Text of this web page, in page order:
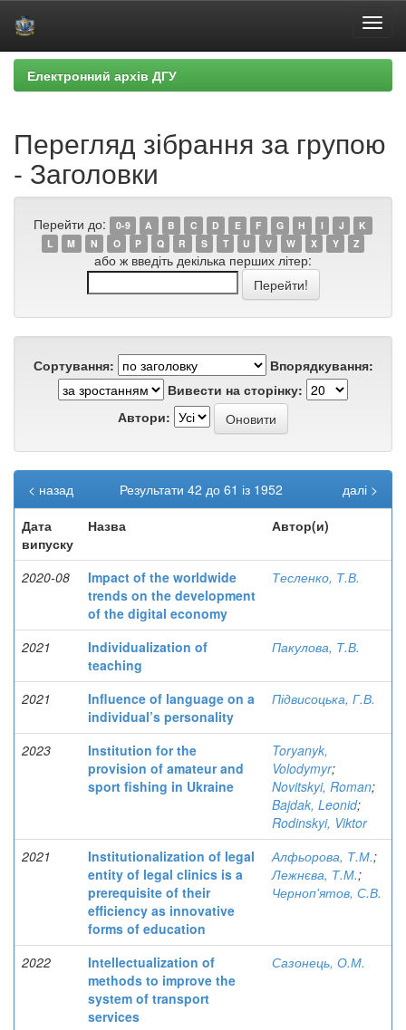
Skip
navigation
Електронний архів ДГУ
Перегляд зібрання за групою
- Заголовки
Перейти до: 0-9 A B C D E F G H I J
K
L
M N O P Q R S T U V W X Y Z
або ж введіть декілька перших літер:
Сортування:
Впорядкування:
Вивести на сторінку:
Автори:
Результати 42 до 61 із 1952
< назад
далі >
Дата
випуску
Назва Автор(и)
2020-08
Impact of the worldwide
trends on the development
of the digital economy
Тесленко, Т.В.
2021
Individualization of
teaching
Пакулова, Т.В.
2021
Influence of language on a
individual’s personality
Підвисоцька, Г.В.
2023
Institution for the
provision of amateur and
sport fishing in Ukraine
Toryanyk,
Volodymyr;
Novitskyi, Roman;
Bajdak, Leonid;
Rodinskyi, Viktor
2021
Institutionalization of legal
entity of legal clinics is a
prerequisite of their
efficiency as innovative
forms of education
Алфьорова, Т.М.;
Лежнєва, Т.М.;
Черноп'ятов, С.В.
2022
Intellectualization of
methods to improve the
system of transport
services
Сазонець, О.М.